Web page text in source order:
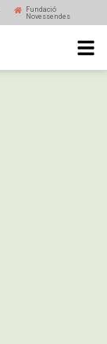
Fundació
Novessendes